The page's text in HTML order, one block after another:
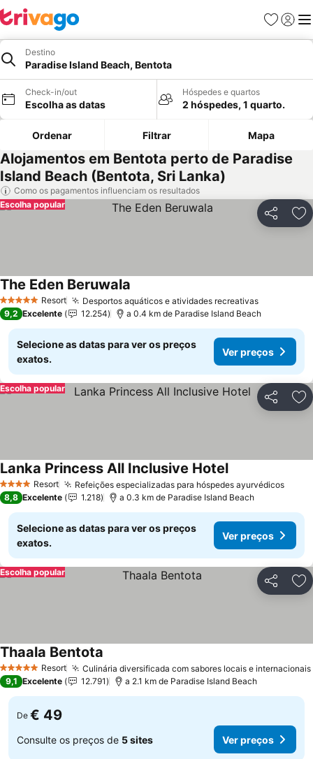
Favoritos
Iniciar
Destino
Paradise Island Beach, Bentota
Check-in/out
Escolha as datas
Hóspedes e quartos
2 hóspedes, 1 quarto.
Ordenar Filtrar Mapa
Alojamentos em Bentota perto de Paradise
Island Beach (Bentota, Sri Lanka)
Como os pagamentos influenciam os resultados
Partilhar
Escolha popular
5 Estrelas Resort Desportos aquáticos e atividades recreativas
The Eden Beruwala
9,2 Excelente 12.254 a 0.4 km de Paradise Island Beach
Selecione as datas para ver os preços
exatos.
Ver preços
Partilhar
Escolha popular
4 EstrelasResort Refeições especializadas para hóspedes ayurvédicos
Lanka Princess All Inclusive Hotel
8,8 Excelente 1.218 a 0.3 km de Paradise Island Beach
Selecione as datas para ver os preços
exatos.
Ver preços
Partilhar
Escolha popular
5 Estrelas Resort Culinária diversificada com sabores locais e internacionais
Thaala Bentota
9,1 Excelente 12.791 a 2.1 km de Paradise Island Beach
De € 49
Consulte os preços de 5 sites Ver preços